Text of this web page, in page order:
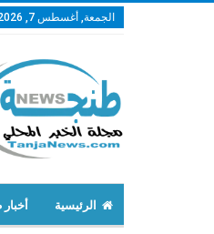
الجمعة, أغسطس 7, 2026
الرئيسية